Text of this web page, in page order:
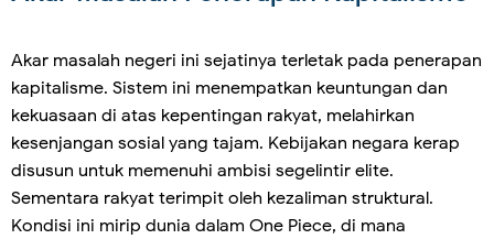
Akar masalah negeri ini sejatinya terletak pada penerapan
kapitalisme. Sistem ini menempatkan keuntungan dan
kekuasaan di atas kepentingan rakyat, melahirkan
kesenjangan sosial yang tajam. Kebijakan negara kerap
disusun untuk memenuhi ambisi segelintir elite.
Sementara rakyat terimpit oleh kezaliman struktural.
Kondisi ini mirip dunia dalam One Piece, di mana